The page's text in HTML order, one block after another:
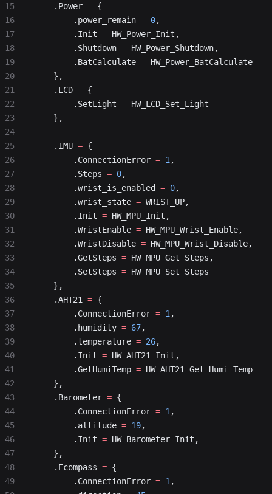
    .Power
= {
		.power_remain
= 0,
		.Init
= HW_Power_Init,
        .Shutdown
= HW_Power_Shutdown,
		.BatCalculate
= HW_Power_BatCalculate
    },
    .LCD
= {
        .SetLight
= HW_LCD_Set_Light
    },
	.IMU
= {
		.ConnectionError
= 1 ,
		.Steps
= 0,
		.wrist_is_enabled
= 0,
		.wrist_state
= WRIST_UP,
		.Init
= HW_MPU_Init,
        .WristEnable
= HW_MPU_Wrist_Enable,
        .WristDisable
= HW_MPU_Wrist_Disable,
        .GetSteps
= HW_MPU_Get_Steps,
		.SetSteps
= HW_MPU_Set_Steps
    },
	.AHT21
= {
		.ConnectionError
= 1 ,
		.humidity
= 67,
		.temperature
= 26,
		.Init
= HW_AHT21_Init,
		.GetHumiTemp
= HW_AHT21_Get_Humi_Temp
	},
	.Barometer
= {
		.ConnectionError
= 1 ,
		.altitude
= 19,
		.Init
= HW_Barometer_Init,
	},
	.Ecompass
= {
		.ConnectionError
= 1 ,
15
16
17
18
19
20
21
22
23
24
25
26
27
28
29
30
31
32
33
34
35
36
37
38
39
40
41
42
43
44
45
46
47
48
49